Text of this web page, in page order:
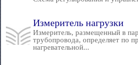
Измеритель нагрузки
Измеритель, размещенный в
трубопровода, определяет по
нагревательной...